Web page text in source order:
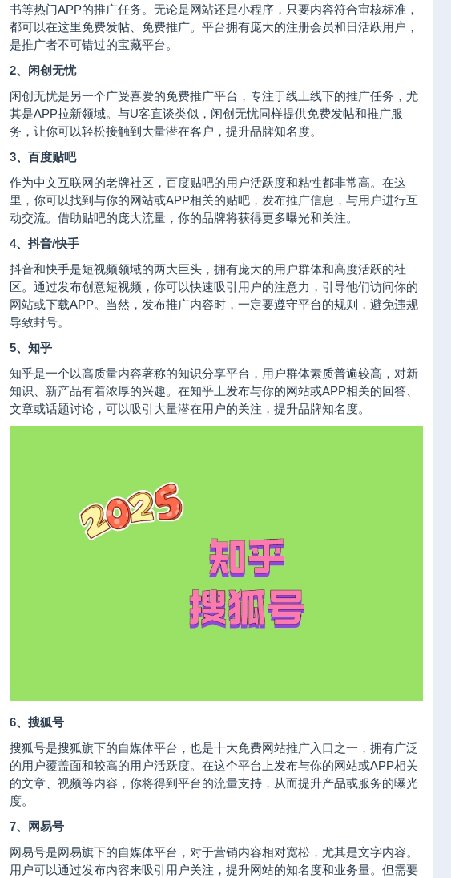
书等热门APP的推广任务。无论是网站还是小程序，只要内容符合审核标准，
都可以在这里免费发帖、免费推广。平台拥有庞大的注册会员和日活跃用户，
是推广者不可错过的宝藏平台。
2、闲创无忧
闲创无忧是另一个广受喜爱的免费推广平台 ，专注于线上线下的推广任务，尤
其是APP拉新领域。与U客直谈类似，闲创无忧同样提供免费发帖和推广服
务，让你可以轻松接触到大量潜在客户，提升品牌知名度。
3、百度贴吧
作为中文互联网的老牌社区，百度贴吧的用户活跃度和粘性都非常高。在这
里，你可以找到与你的网站或APP相关的贴吧，发布推广信息，与用户进行互
动交流。借助贴吧的庞大流量，你的品牌将获得更多曝光和关注。
4、抖音/快手
抖音和快手是短视频领域的两大巨头，拥有庞大的用户群体和高度活跃的社
区。通过发布创意短视频，你可以快速吸引用户的注意力，引导他们访问你的
网站或下载APP。当然，发布推广内容时，一定要遵守平台的规则，避免违规
导致封号。
5、知乎
知乎是一个以高质量内容著称的知识分享平台，用户群体素质普遍较高，对新
知识、新产品有着浓厚的兴趣。在知乎上发布与你的网站或APP相关的回答、
文章或话题讨论，可以吸引大量潜在用户的关注，提升品牌知名度。
6、搜狐号
搜狐号是搜狐旗下的自媒体平台，也是十大免费网站推广入口之一，拥有广泛
的用户覆盖面和较高的用户活跃度。在这个平台上发布与你的网站或APP相关
的文章、视频等内容，你将得到平台的流量支持，从而提升产品或服务的曝光
度。
7、网易号
网易号是网易旗下的自媒体平台，对于营销内容相对宽松，尤其是文字内容。
用户可以通过发布内容来吸引用户关注，提升网站的知名度和业务量。但需要